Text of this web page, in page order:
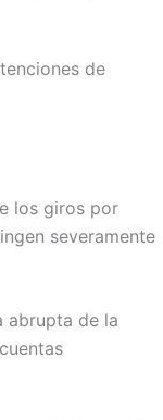
de
los giros por
severamente
abrupta de la